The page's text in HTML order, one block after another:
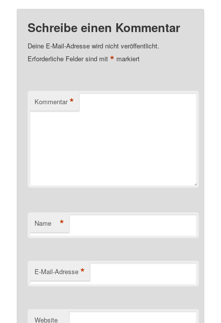
Schreibe einen Kommentar
Deine E-Mail-Adresse wird nicht veröffentlicht.
Erforderliche Felder sind mit* markiert
Kommentar *
Name *
E-Mail-Adresse *
Website